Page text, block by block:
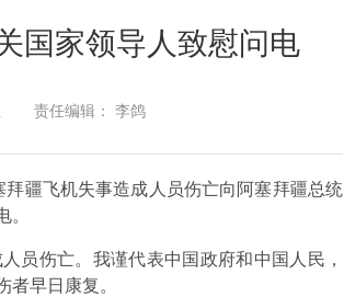
国家领导人致慰问电
责任编辑： 李鸽
疆飞机失事造成人员伤亡向阿塞拜疆总统
。
员伤亡。我谨代表中国政府和中国人民，
早日康复。